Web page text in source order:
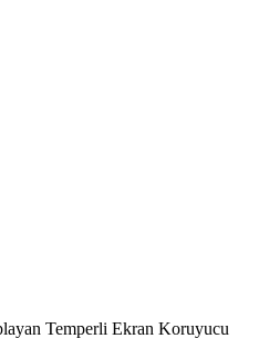
Temperli Ekran Koruyucu